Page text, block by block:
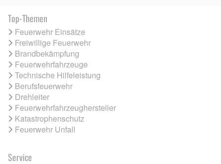
Top-Themen
Feuerwehr Einsätze
Freiwillige Feuerwehr
Brandbekämpfung
Feuerwehrfahrzeuge
Technische Hilfeleistung
Berufsfeuerwehr
Drehleiter
Feuerwehrfahrzeughersteller
Katastrophenschutz
Feuerwehr Unfall
Service